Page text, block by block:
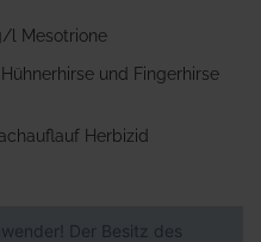
l Mesotrione
und Fingerhirse
Herbizid
Der Besitz des